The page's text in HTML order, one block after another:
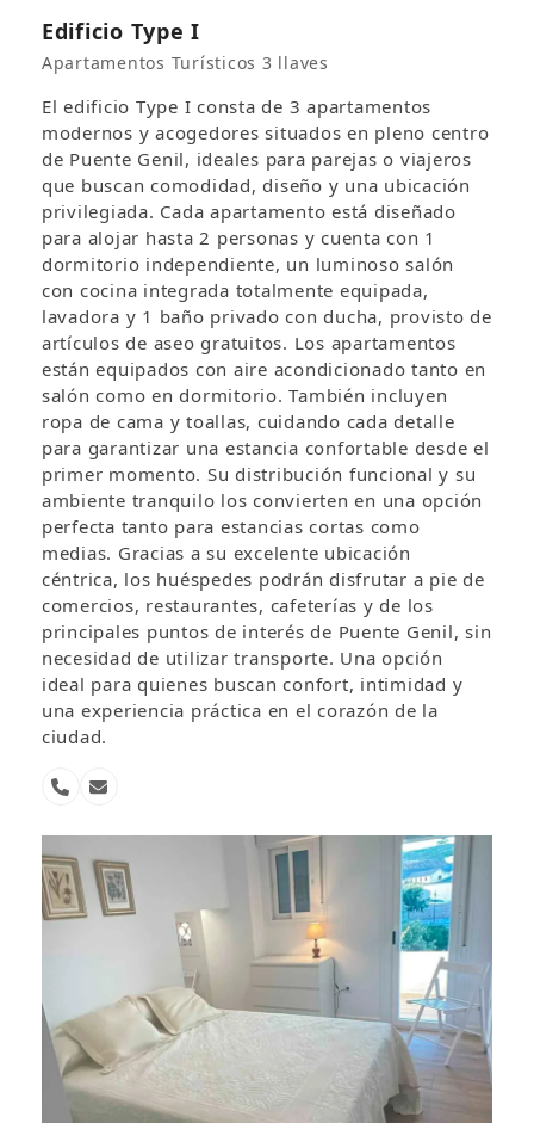
Edificio Type I
Apartamentos Turísticos 3 llaves
El edificio Type I consta de 3 apartamentos
modernos y acogedores situados en pleno centro
de Puente Genil, ideales para parejas o viajeros
que buscan comodidad, diseño y una ubicación
privilegiada. Cada apartamento está diseñado
para alojar hasta 2 personas y cuenta con 1
dormitorio independiente, un luminoso salón
con cocina integrada totalmente equipada,
lavadora y 1 baño privado con ducha, provisto de
artículos de aseo gratuitos. Los apartamentos
están equipados con aire acondicionado tanto en
salón como en dormitorio. También incluyen
ropa de cama y toallas, cuidando cada detalle
para garantizar una estancia confortable desde el
primer momento. Su distribución funcional y su
ambiente tranquilo los convierten en una opción
perfecta tanto para estancias cortas como
medias. Gracias a su excelente ubicación
céntrica, los huéspedes podrán disfrutar a pie de
comercios, restaurantes, cafeterías y de los
principales puntos de interés de Puente Genil, sin
necesidad de utilizar transporte. Una opción
ideal para quienes buscan confort, intimidad y
una experiencia práctica en el corazón de la
ciudad.
NúmeroCorreo